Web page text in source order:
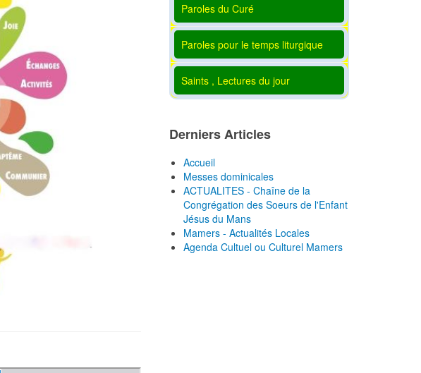
Paroles du Curé
Paroles pour le temps liturgique
Saints , Lectures du jour
Derniers Articles
Accueil
Messes dominicales
ACTUALITES - Chaîne de la
Congrégation des Soeurs de l'Enfant
Jésus du Mans
Mamers - Actualités Locales
Agenda Cultuel ou Culturel Mamers